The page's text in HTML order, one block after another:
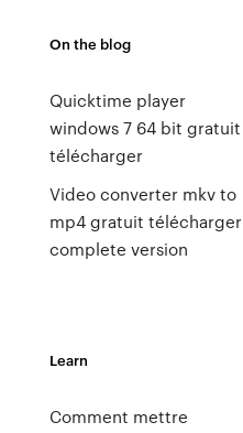
On the blog
Quicktime player
windows 7 64 bit gratuit
télécharger
Video converter mkv to
mp4 gratuit télécharger
complete version
Learn
Comment mettre